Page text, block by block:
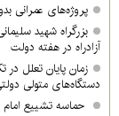
پروژه‌های عمرانی
آزادراه در هفته دولت
زمان پایان تعلل
دستگاه‌های متولی
حماسه تشییع امام